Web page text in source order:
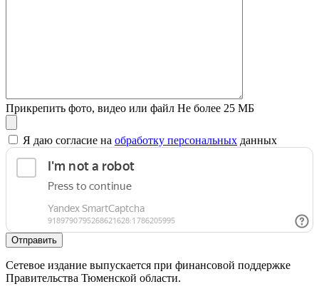
Прикрепить фото, видео или файл Не более 25 МБ
Я даю согласие на обработку персональных данных
Отправить
Сетевое издание выпускается при финансовой поддержке
Правительства Тюменской области.